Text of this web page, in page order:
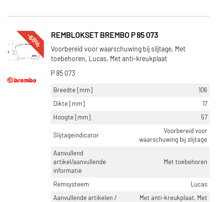
-68% REMBLOKSET BREMBO P 85 073
Voorbereid voor waarschuwing bij slijtage, Met
toebehoren, Lucas, Met anti-kreukplaat
P 85 073
Breedte [mm]
106
Dikte [mm]
17
Hoogte [mm]
57
Slijtageindicator
Voorbereid voor
waarschuwing bij slijtage
Aanvullend
artikel/aanvullende
informatie
Met toebehoren
Remsysteem
Lucas
Aanvullende artikelen /
Met anti-kreukplaat, Met